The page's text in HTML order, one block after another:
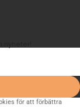
för att förbättra